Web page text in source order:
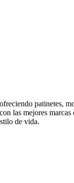
patinetes,
las mejores
de vida.